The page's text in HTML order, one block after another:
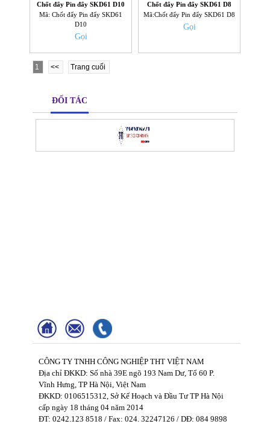
Chốt đẩy Pin đẩy SKD61 D10
Mã: Chốt đẩy Pin đẩy SKD61
D10
Gọi
Chốt đẩy Pin đẩy SKD61 D8
Mã:Chốt đẩy Pin đẩy SKD61 D8
Gọi
1 << Trang cuối
ĐỐI TÁC
CÔNG TY TNHH CÔNG NGHIỆP THT VIỆT NAM
Địa chỉ ĐKKD: Số nhà 39E ngõ 193 Nam Dư, Tổ 60 P.
Vĩnh Hưng, TP Hà Nội, Việt Nam
ĐKKD: 0106515312, Sở Kế Hoạch và Đầu Tư TP Hà Nội
cấp ngày 18 tháng 04 năm 2014
ĐT: 0242.123 8518 / Fax: 024. 32247126 / DĐ: 084 9898